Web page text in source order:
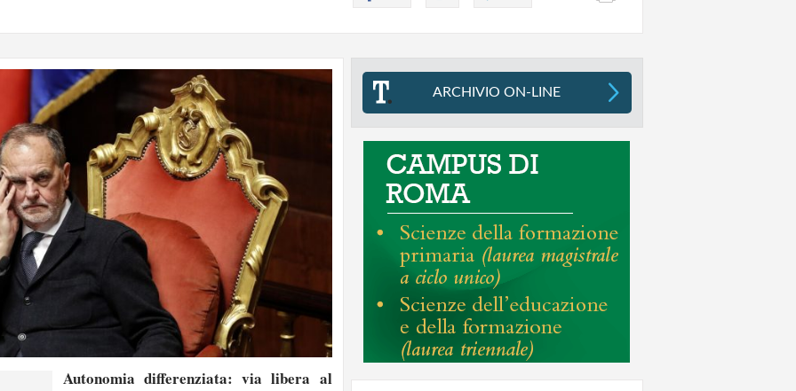
Autonomia differenziata: via libera al
ARCHIVIO ON-LINE